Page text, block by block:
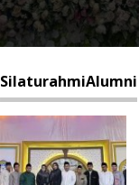
SilaturahmiAlumni